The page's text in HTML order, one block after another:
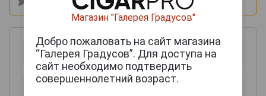
Магазин "Галерея Градусов"
Добро пожаловать на сайт магазина
“Галерея Градусов”. Для доступа на
сайт необходимо подтвердить
совершеннолетний возраст.